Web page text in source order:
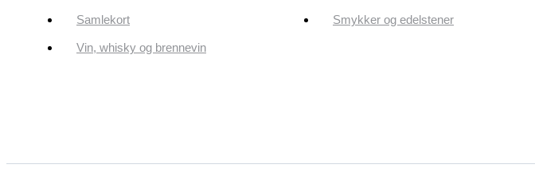
Samlekort Smykker og edelstener
Vin, whisky og brennevin